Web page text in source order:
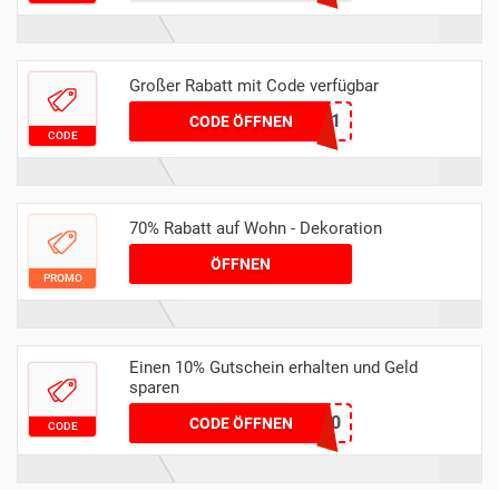
CODE
Großer Rabatt mit Code verfügbar
CODE ÖFFNENSAVE11
PROMO
70% Rabatt auf Wohn - Dekoration
ÖFFNEN
CODE
Einen 10% Gutschein erhalten und Geld
sparen
CODE ÖFFNENNEW10